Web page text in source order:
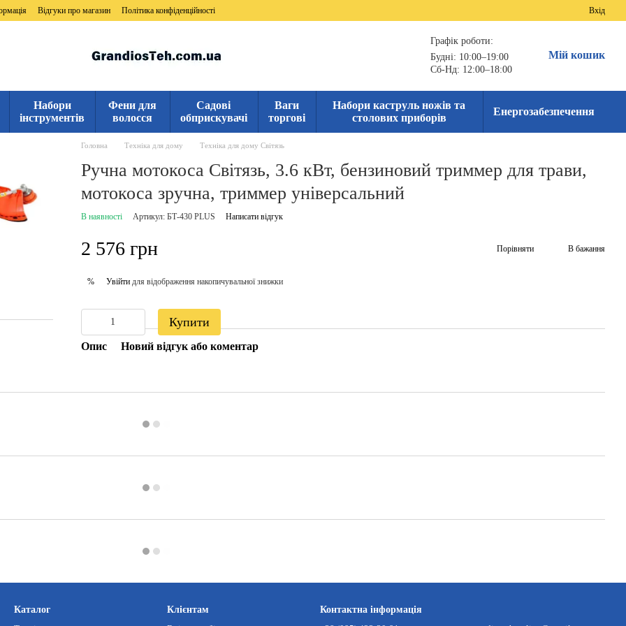
Відгуки про магазин Політика конфіденційності Вхід
Графік роботи:
Будні: 10:00–19:00
Сб-Нд: 12:00–18:00
Мій кошик
Набори
інструментів
Фени для
волосся
Садові
обприскувачі
Ваги
торгові
Набори каструль ножів та
столових приборів
Енергозабезпечення
Головна Техніка для дому Техніка для дому Світязь
Ручна мотокоса Світязь, 3.6 кВт, бензиновий триммер для трави,
мотокоса зручна, триммер універсальний
В наявності Артикул: БТ-430 PLUS Написати відгук
2 576 грн Порівняти В бажання
% Увійтидля відображення накопичувальної знижки
Купити
Опис Новий відгук або коментар
Каталог
Клієнтам
Контактна інформація